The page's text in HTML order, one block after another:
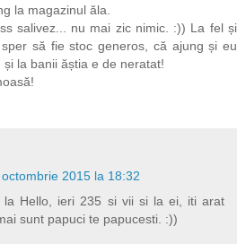
la magazinul ăla.
salivez... nu mai zic nimic. :)) La fel și
să fie stoc generos, că ajung și eu
la banii ăștia e de neratat!
octombrie 2015 la 18:32
la Hello, ieri 235 si vii si la ei, iti arat
sunt papuci te papucesti. :))